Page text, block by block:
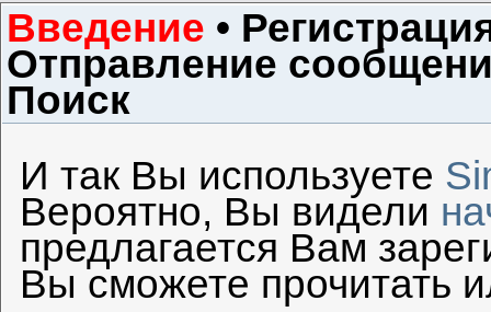
Введение •
Отправление
Поиск
И так Вы используете
Вероятно, Вы видели
предлагается Вам
Вы сможете прочитать